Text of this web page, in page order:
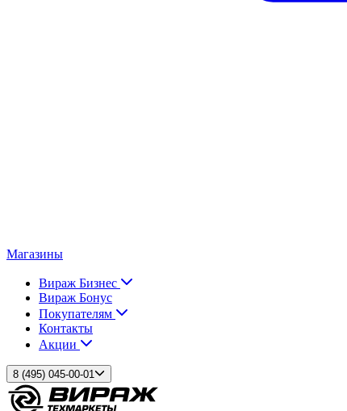
Магазины
Вираж Бизнес
Вираж Бонус
Покупателям
Контакты
Акции
8 (495) 045-00-01